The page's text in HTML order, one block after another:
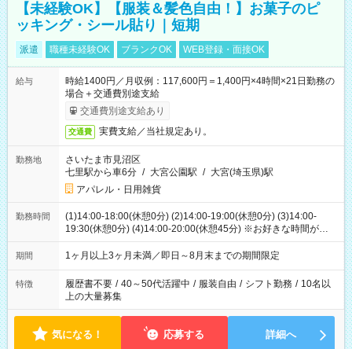
【未経験OK】【服装＆髪色自由！】お菓子のピ
ッキング・シール貼り｜短期
派遣 職種未経験OK ブランクOK WEB登録・面接OK
給与
時給1400円／月収例：117,600円＝1,400円×4時間×21日勤務の
場合＋交通費別途支給
交通費別途支給あり
交通費 実費支給／当社規定あり。
勤務地
さいたま市見沼区
七里駅から車6分 / 大宮公園駅 / 大宮(埼玉県)駅
アパレル・日用雑貨
勤務時間
(1)14:00-18:00(休憩0分) (2)14:00-19:00(休憩0分) (3)14:00-
19:30(休憩0分) (4)14:00-20:00(休憩45分) ※お好きな時間が選べ
ます
期間 1ヶ月以上3ヶ月未満／即日～8月末までの期間限定
特徴 履歴書不要 / 40～50代活躍中 / 服装自由 / シフト勤務 / 10名以
上の大量募集
気になる！ 応募する 詳細へ